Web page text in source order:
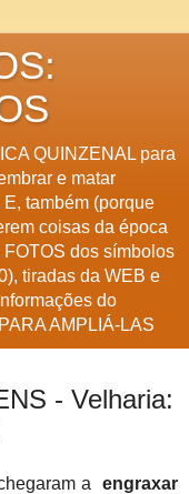
QUINZENAL para
e matar
também (porque
coisas da época
dos símbolos
tiradas da WEB e
do
AMPLIÁ-LAS
- Velharia:
a engraxar